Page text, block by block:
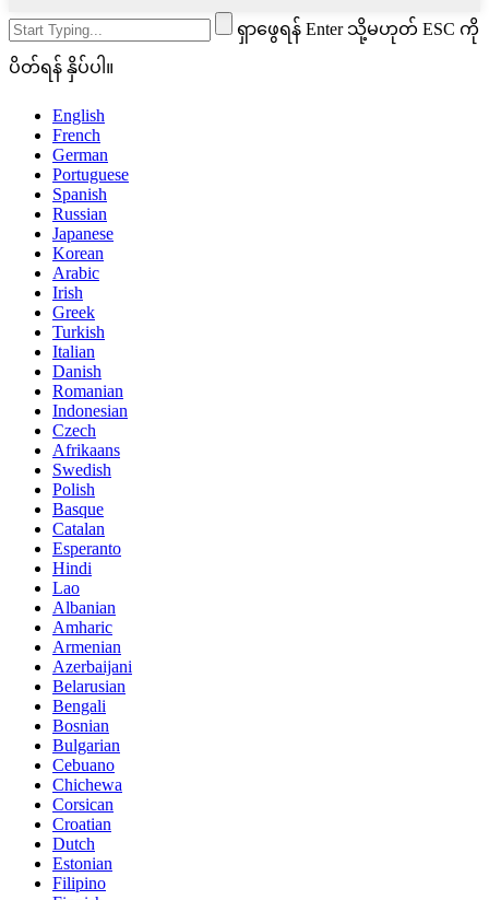
ရှာဖွေရန် Enter သို့မဟုတ် ESC ကို
ပိတ်ရန် နှိပ်ပါ။
English
French
German
Portuguese
Spanish
Russian
Japanese
Korean
Arabic
Irish
Greek
Turkish
Italian
Danish
Romanian
Indonesian
Czech
Afrikaans
Swedish
Polish
Basque
Catalan
Esperanto
Hindi
Lao
Albanian
Amharic
Armenian
Azerbaijani
Belarusian
Bengali
Bosnian
Bulgarian
Cebuano
Chichewa
Corsican
Croatian
Dutch
Estonian
Filipino